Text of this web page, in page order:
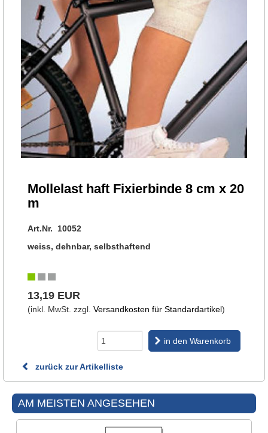
Mollelast haft Fixierbinde 8 cm x 20
m
Art.Nr. 10052
weiss, dehnbar, selbsthaftend
13,19 EUR
(inkl. MwSt. zzgl. Versandkosten für Standardartikel)
in den Warenkorb
zurück zur Artikelliste
AM MEISTEN ANGESEHEN